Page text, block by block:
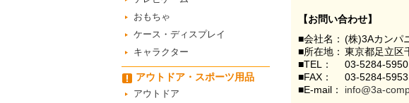
おもちゃ
ケース・ディスプレイ
キャラクター
アウトドア・スポーツ用品
アウトドア
【お問い合わせ】
■会社名： (株)3Aカンパ
■所在地： 東京都足立
■TEL：
03-5284-5950
■FAX：
03-5284-5953
■E-mail：
info@3a-